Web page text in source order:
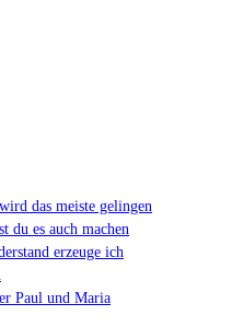
das meiste gelingen
du es auch machen
erzeuge ich
Paul und Maria